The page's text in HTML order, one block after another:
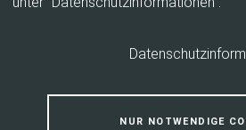
NUR NOTWENDIGE
Hier können sich Privatpersonen
anmelden. Außerdem gibt es
Energiesparen.